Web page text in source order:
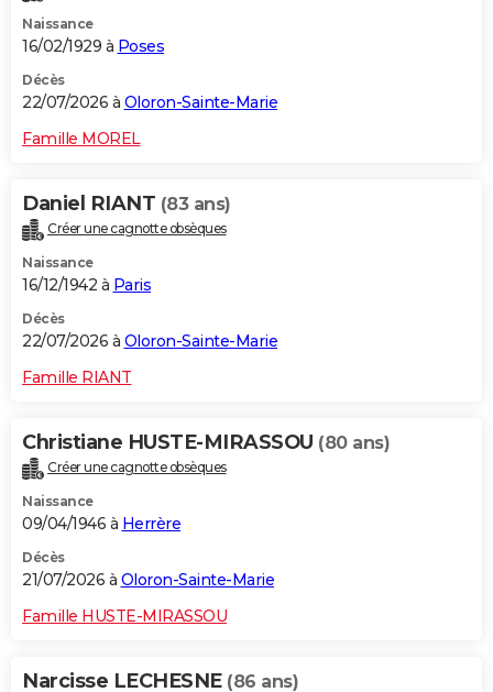
Naissance
16/02/1929 à Poses
Décès
22/07/2026 à Oloron-Sainte-Marie
Famille MOREL
Daniel RIANT (83 ans)
Créer une cagnotte obsèques
Naissance
16/12/1942 à Paris
Décès
22/07/2026 à Oloron-Sainte-Marie
Famille RIANT
Christiane HUSTE-MIRASSOU (80 ans)
Créer une cagnotte obsèques
Naissance
09/04/1946 à Herrère
Décès
21/07/2026 à Oloron-Sainte-Marie
Famille HUSTE-MIRASSOU
Narcisse LECHESNE (86 ans)